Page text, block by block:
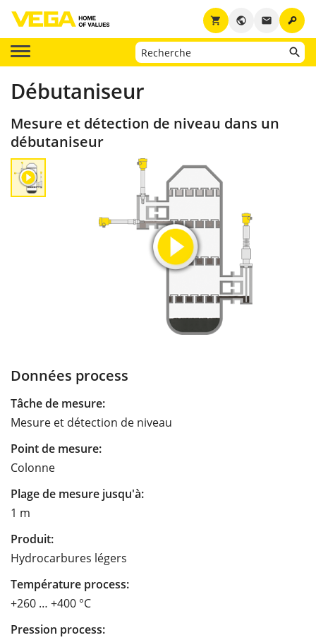
key
email
public
shopping_cart
Débutaniseur
Mesure et détection de niveau dans un
débutaniseur
Données process
Tâche de mesure:
Mesure et détection de niveau
Point de mesure:
Colonne
Plage de mesure jusqu'à:
1 m
Produit:
Hydrocarbures légers
Température process:
+260 … +400 °C
Pression process: